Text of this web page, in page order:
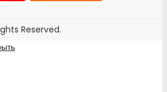
Reserved.